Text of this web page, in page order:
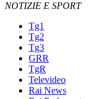
NOTIZIE E SPORT
Tg1
Tg2
Tg3
GRR
TgR
Televideo
Rai News